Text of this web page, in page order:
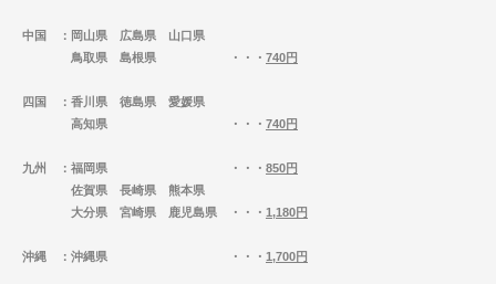
中国
：岡山県 広島県 山口県
鳥取県 島根県 ・・・ 740円
四国
：香川県 徳島県 愛媛県
高知県 ・・・ 740円
九州 ：福岡県 ・・・ 850円
佐賀県 長崎県 熊本県
大分県 宮崎県 鹿児島県 ・・・ 1,180円
沖縄 ：沖縄県 ・・・ 1,700円